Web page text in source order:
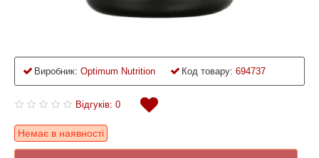
Виробник: Optimum Nutrition Код товару: 694737
Відгуків: 0
Немає в наявності